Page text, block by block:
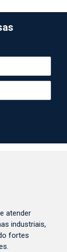
atender
industriais,
fortes